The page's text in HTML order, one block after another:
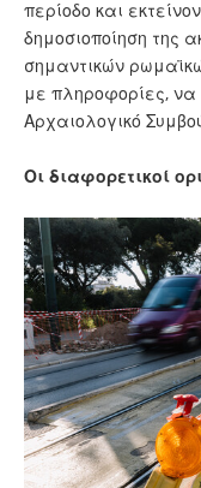
περίοδο και
δημοσιοποίηση της
σημαντικών
με πληροφορίες, να
Αρχαιολογικό
Οι διαφορετικοί